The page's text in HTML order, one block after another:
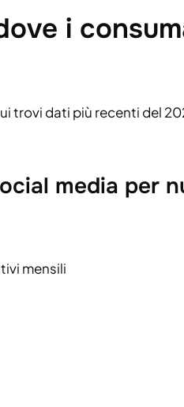
i
trovi dati più recenti del
media per
mensili